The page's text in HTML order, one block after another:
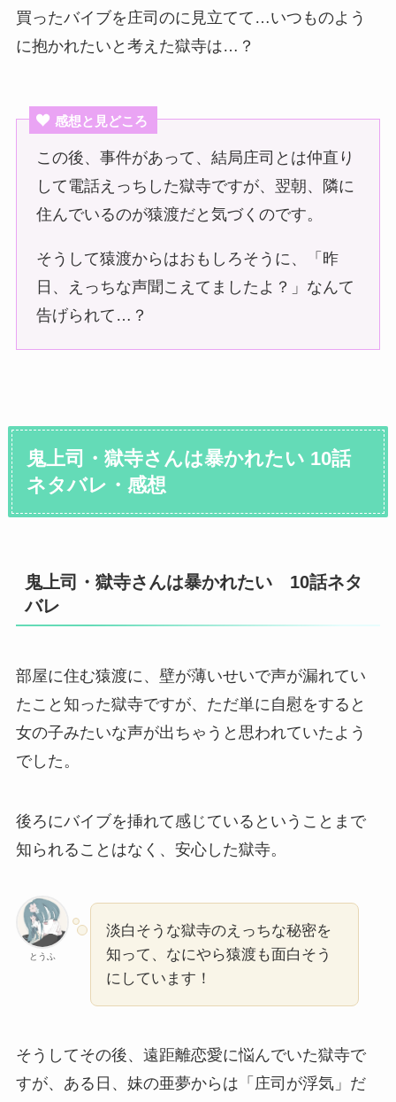
買ったバイブを庄司のに見立てて…いつものよう
に抱かれたいと考えた獄寺は…？
感想と見どころ
この後、事件があって、結局庄司とは仲直り
して電話えっちした獄寺ですが、翌朝、隣に
住んでいるのが猿渡だと気づくのです。
そうして猿渡からはおもしろそうに、「昨
日、えっちな声聞こえてましたよ？」なんて
告げられて…？
鬼上司・獄寺さんは暴かれたい 10話
ネタバレ・感想
鬼上司・獄寺さんは暴かれたい 10話ネタ
バレ
部屋に住む猿渡に、壁が薄いせいで声が漏れてい
たこと知った獄寺ですが、ただ単に自慰をすると
女の子みたいな声が出ちゃうと思われていたよう
でした。
後ろにバイブを挿れて感じているということまで
知られることはなく、安心した獄寺。
とうふ
淡白そうな獄寺のえっちな秘密を
知って、なにやら猿渡も面白そう
にしています！
そうしてその後、遠距離恋愛に悩んでいた獄寺で
すが、ある日、妹の亜夢からは「庄司が浮気」だ